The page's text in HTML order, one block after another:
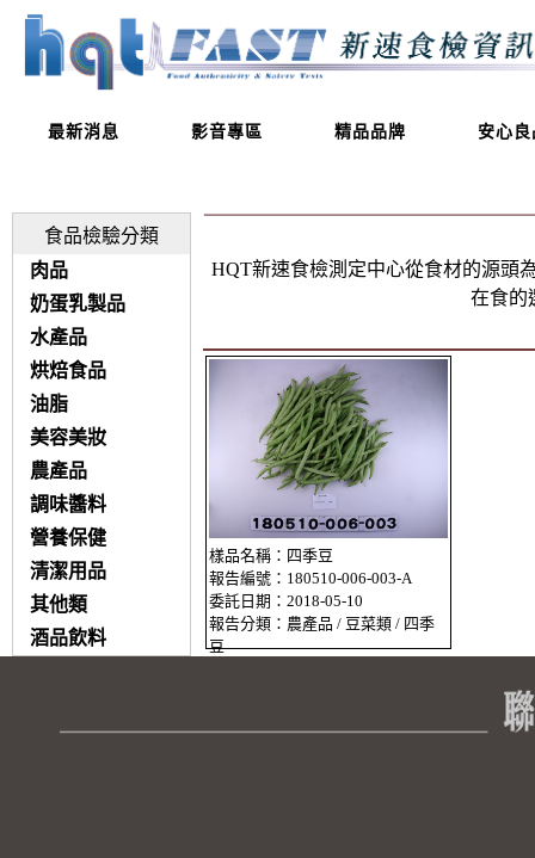
最新消息 影音專區 精品品牌 安心良
食品檢驗分類
肉品
奶蛋乳製品
水產品
烘焙食品
油脂
美容美妝
農產品
調味醬料
營養保健
清潔用品
其他類
酒品飲料
HQT新速食檢測定中心從食材的源頭
在食的
樣品名稱：四季豆
報告編號：180510-006-003-A
委託日期：2018-05-10
報告分類：農產品 / 豆菜類 / 四季
豆